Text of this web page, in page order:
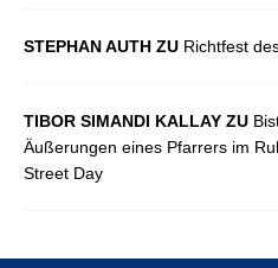
STEPHAN AUTH ZU Richtfest
TIBOR SIMANDI KALLAY ZU
Äußerungen eines Pfarrers im
Street Day